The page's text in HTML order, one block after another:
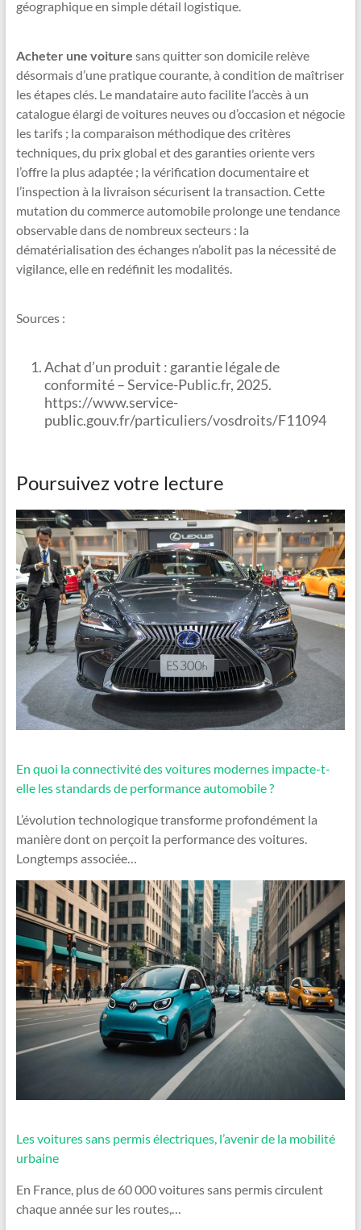
géographique en simple détail logistique.
Acheter une voiture sans quitter son domicile relève
désormais d’une pratique courante, à condition de maîtriser
les étapes clés. Le mandataire auto facilite l’accès à un
catalogue élargi de voitures neuves ou d’occasion et négocie
les tarifs ; la comparaison méthodique des critères
techniques, du prix global et des garanties oriente vers
l’offre la plus adaptée ; la vérification documentaire et
l’inspection à la livraison sécurisent la transaction. Cette
mutation du commerce automobile prolonge une tendance
observable dans de nombreux secteurs : la
dématérialisation des échanges n’abolit pas la nécessité de
vigilance, elle en redéfinit les modalités.
Sources :
Achat d’un produit : garantie légale de
conformité – Service-Public.fr, 2025.
https://www.service-
public.gouv.fr/particuliers/vosdroits/F11094
Poursuivez votre lecture
En quoi la connectivité des voitures modernes impacte-t-
elle les standards de performance automobile ?
L’évolution technologique transforme profondément la
manière dont on perçoit la performance des voitures.
Longtemps associée…
Les voitures sans permis électriques, l’avenir de la mobilité
urbaine
En France, plus de 60 000 voitures sans permis circulent
chaque année sur les routes,…